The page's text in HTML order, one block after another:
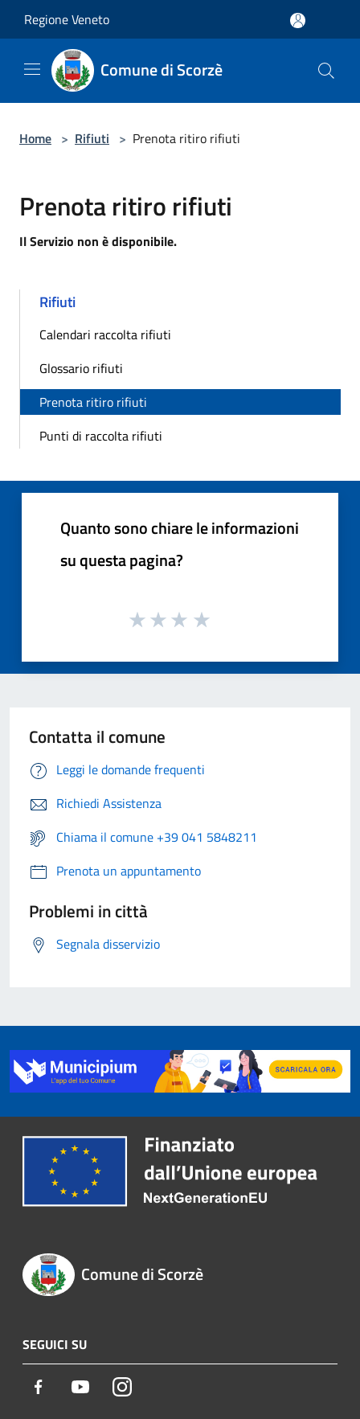
Regione Veneto
Comune di Scorzè
Home > Rifiuti > Prenota ritiro rifiuti
Prenota ritiro rifiuti
Il Servizio non è disponibile.
Rifiuti
Calendari raccolta rifiuti
Glossario rifiuti
Prenota ritiro rifiuti
Punti di raccolta rifiuti
Quanto sono chiare le informazioni
su questa pagina?
Contatta il comune
Leggi le domande frequenti
Richiedi Assistenza
Chiama il comune +39 041 5848211
Prenota un appuntamento
Problemi in città
Segnala disservizio
Comune di Scorzè
SEGUICI SU
Facebook YoutubeInstagram